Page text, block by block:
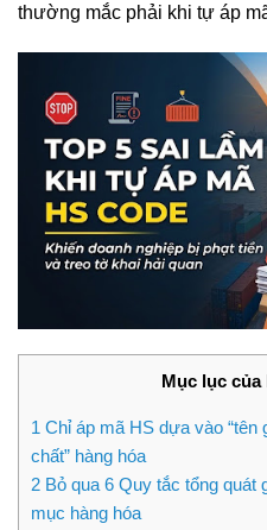
thường mắc phải khi tự áp
Mục lục của
1 Chỉ áp mã HS dựa vào “tên
chất” hàng hóa
2 Bỏ qua 6 Quy tắc tổng quát
mục hàng hóa